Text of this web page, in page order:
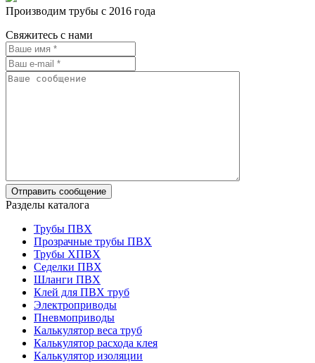
Производим трубы с 2016 года
Свяжитесь с нами
Разделы каталога
Трубы ПВХ
Прозрачные трубы ПВХ
Трубы ХПВХ
Седелки ПВХ
Шланги ПВХ
Клей для ПВХ труб
Электроприводы
Пневмоприводы
Калькулятор веса труб
Калькулятор расхода клея
Калькулятор изоляции